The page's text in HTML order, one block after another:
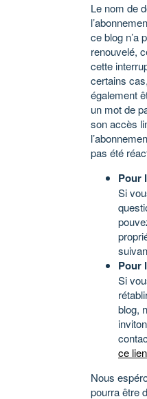
Le nom de
ce blog n’a
renouvelé,
cette
certains
également
un mot de
son accès
pas été
Pour
Si
Pour
Si
blog,
ce lien
Nous
pourra être